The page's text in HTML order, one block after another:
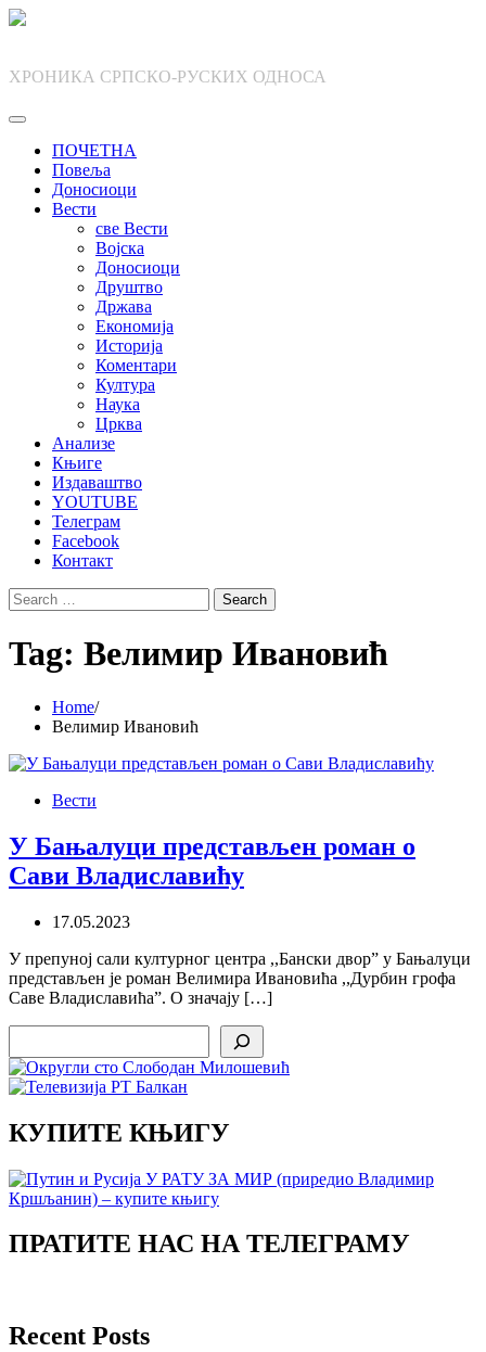
Skip
ХРОНИКА СРПСКО-РУСКИХ ОДНОСА
ПОЧЕТНА
Повеља
Доносиоци
Вести
све Вести
Војска
Доносиоци
Друштво
Држава
Економија
Историја
Коментари
Култура
Наука
Црква
Анализе
Књиге
Издаваштво
YOUTUBE
Телеграм
Facebook
Контакт
Search
for:
Tag: Велимир Ивановић
Home
Велимир Ивановић
Вести
У Бањалуци представљен роман о
Сави Владиславићу
17.05.2023
У препуној сали културног центра ,,Бански двор” у Бањалуци
представљен је роман Велимира Ивановића ,,Дурбин грофа
Саве Владиславића”. О значају […]
КУПИТЕ КЊИГУ
ПРАТИТЕ НАС НА ТЕЛЕГРАМУ
Recent Posts